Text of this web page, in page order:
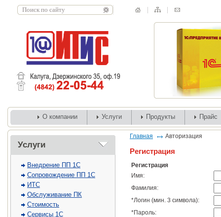
О компании Услуги Продукты Прайс
Услуги
Внедрение ПП 1С
Сопровождение ПП 1С
ИТС
Обслуживание ПК
Стоимость
Сервисы 1С
Главная Авторизация
Регистрация
Регистрация
Имя:
Фамилия:
*Логин (мин. 3 символа):
*Пароль: